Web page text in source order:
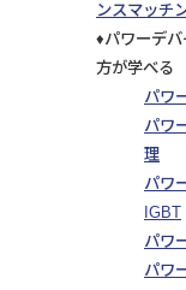
ンスマッチ
♦パワーデ
方が学べる
パワ
パワ
理
パワ
IGBT
パワ
パワ